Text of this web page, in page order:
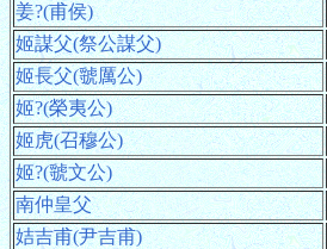
姜?(甫侯)
姬謀父(祭公謀父)
姬長父(虢厲公)
姬?(榮夷公)
姬虎(召穆公)
姬?(虢文公)
南仲皇父
姞吉甫(尹吉甫)